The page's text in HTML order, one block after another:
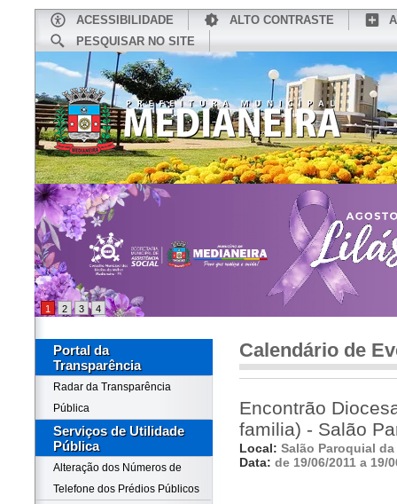
ACESSIBILIDADE ALTO CONTRASTE
PESQUISAR NO SITE
CONHEÇA MEDIANEIRA
1 2 3 4
Portal da
Transparência
Radar da Transparência
Pública
Serviços de Utilidade
Pública
Alteração dos Números de
Telefone dos Prédios Públicos
Calendário de
Encontrão
familia) - Salão
Local: Salão Paroquial
Data: de 19/06/2011 a 19/